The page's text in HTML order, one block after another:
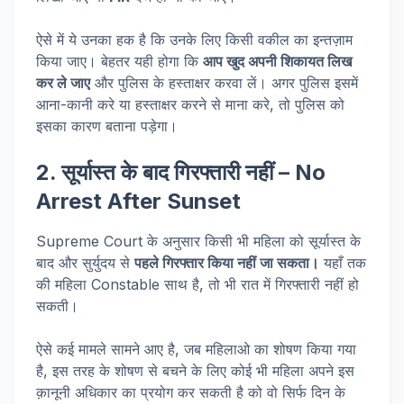
ऐसे में ये उनका हक है कि उनके लिए किसी वकील का इन्तज़ाम
किया जाए। बेहतर यही होगा कि आप खुद अपनी शिकायत लिख
कर ले जाएऔर पुलिस के हस्ताक्षर करवा लें। अगर पुलिस इसमें
आना-कानी करे या हस्ताक्षर करने से माना करे, तो पुलिस को
इसका कारण बताना पड़ेगा।
2. सूर्यास्त के बाद गिरफ्तारी नहीं – No
Arrest After Sunset
Supreme Court के अनुसार किसी भी महिला को सूर्यास्त के
बाद और सुर्युदय सेपहले गिरफ्तार किया नहीं जा सकता। यहाँ तक
की महिला Constable साथ है, तो भी रात में गिरफ्तारी नहीं हो
सकती।
ऐसे कई मामले सामने आए है, जब महिलाओ का शोषण किया गया
है, इस तरह के शोषण से बचने के लिए कोई भी महिला अपने इस
क़ानूनी अधिकार का प्रयोग कर सकती है को वो सिर्फ दिन के